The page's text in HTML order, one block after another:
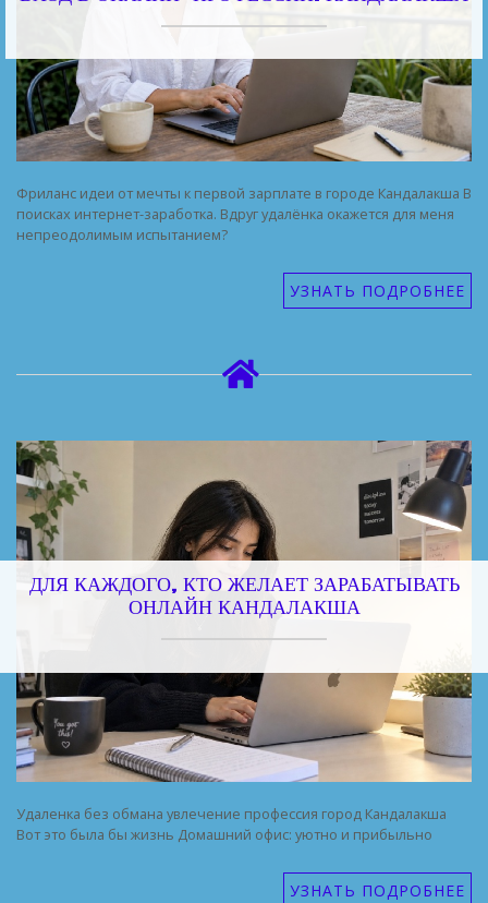
Фриланс идеи от мечты к первой зарплате в городе Кандалакша В
поисках интернет-заработка. Вдруг удалёнка окажется для меня
непреодолимым испытанием?
УЗНАТЬ ПОДРОБНЕЕ
ДЛЯ КАЖДОГО, КТО ЖЕЛАЕТ ЗАРАБАТЫВАТЬ
ОНЛАЙН КАНДАЛАКША
Удаленка без обмана увлечение профессия город Кандалакша
Вот это была бы жизнь Домашний офис: уютно и прибыльно
УЗНАТЬ ПОДРОБНЕЕ